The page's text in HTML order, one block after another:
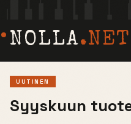
NOLLA.NET
UUTINEN
Syyskuun